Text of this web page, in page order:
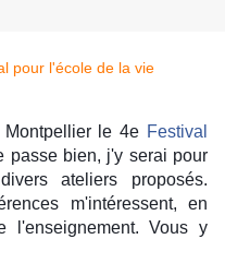
le 4e Festival
passe bien, j'y serai pour
ateliers proposés.
m'intéressent, en
l'enseignement. Vous y